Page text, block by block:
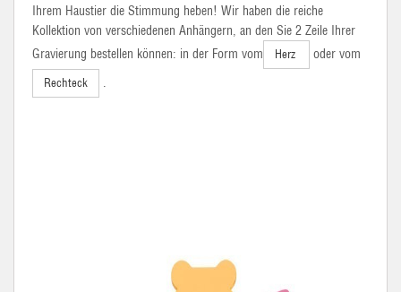
Ihrem Haustier die Stimmung heben! Wir haben die reiche
Kollektion von verschiedenen Anhängern, an den Sie 2 Zeile Ihrer
Gravierung bestellen können: in der Form vom
Herz oder vom
Rechteck .